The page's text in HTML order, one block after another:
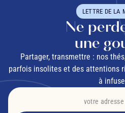
LETTRE DE LA
Ne
une
Partager, transmettre : nos
parfois insolites et des attentions
à